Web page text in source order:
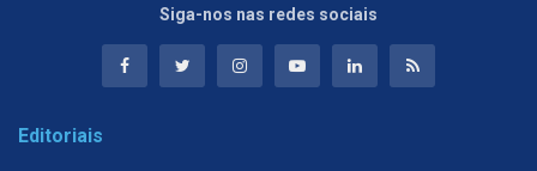
Siga-nos nas redes sociais
Editoriais